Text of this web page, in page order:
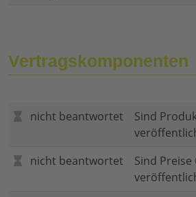
Vertragskomponenten
nicht beantwortet
Sind
nicht beantwortet
Sind Preise